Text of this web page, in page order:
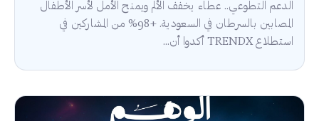
الدعم التطوعي.. عطاء يخفف الألم ويمنح الأمل لأسر الأطفال
المصابين بالسرطان في السعودية. +98% من المشاركين في
استطلاع TRENDX أكدوا أن...